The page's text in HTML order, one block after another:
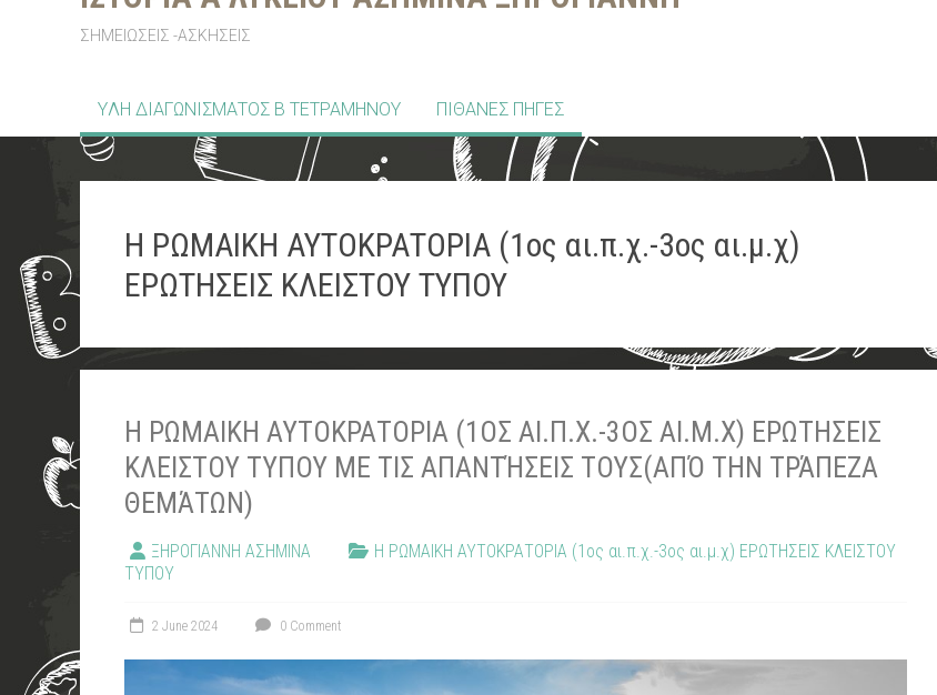
ΣΗΜΕΙΩΣΕΙΣ -ΑΣΚΗΣΕΙΣ
YΛΗ ΔΙΑΓΩΝΙΣΜΑΤΟΣ Β ΤΕΤΡΑΜΗΝΟΥ ΠΙΘΑΝΕΣ ΠΗΓΕΣ
Η ΡΩΜΑΙΚΗ ΑΥΤΟΚΡΑΤΟΡΙΑ (1ος αι.π.χ.-3ος αι.μ.χ)
ΕΡΩΤΗΣΕΙΣ ΚΛΕΙΣΤΟΥ ΤΥΠΟΥ
Η ΡΩΜΑΙΚΗ ΑΥΤΟΚΡΑΤΟΡΙΑ (1ΟΣ ΑΙ.Π.Χ.-3ΟΣ ΑΙ.Μ.Χ) ΕΡΩΤΗΣΕΙΣ
ΚΛΕΙΣΤΟΥ ΤΥΠΟΥ ΜΕ ΤΙΣ ΑΠΑΝΤΉΣΕΙΣ ΤΟΥΣ(ΑΠΌ ΤΗΝ ΤΡΆΠΕΖΑ
ΘΕΜΆΤΩΝ)
ΞΗΡΟΓΙΑΝΝΗ ΑΣΗΜΙΝΑ
Η ΡΩΜΑΙΚΗ ΑΥΤΟΚΡΑΤΟΡΙΑ (1ος αι.π.χ.-3ος αι.μ.χ) ΕΡΩΤΗΣΕΙΣ ΚΛΕΙΣΤΟΥ
ΤΥΠΟΥ
2 June 2024 0 Comment